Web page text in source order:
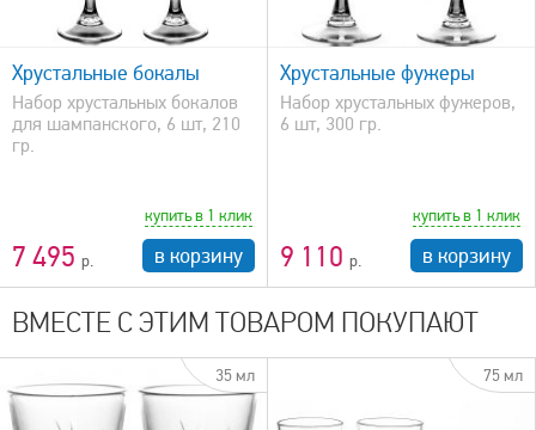
Хрустальные бокалы
Набор хрустальных бокалов
для шампанского, 6 шт, 210
гр.
7 495
купить в 1 клик
в корзину
быстрый просмотр
Хрустальные фужеры
Набор хрустальных фужеров,
6 шт, 300 гр.
9 110
купить в 1 клик
в корзину
ВМЕСТЕ С ЭТИМ ТОВАРОМ ПОКУПАЮТ
35 мл 75 мл